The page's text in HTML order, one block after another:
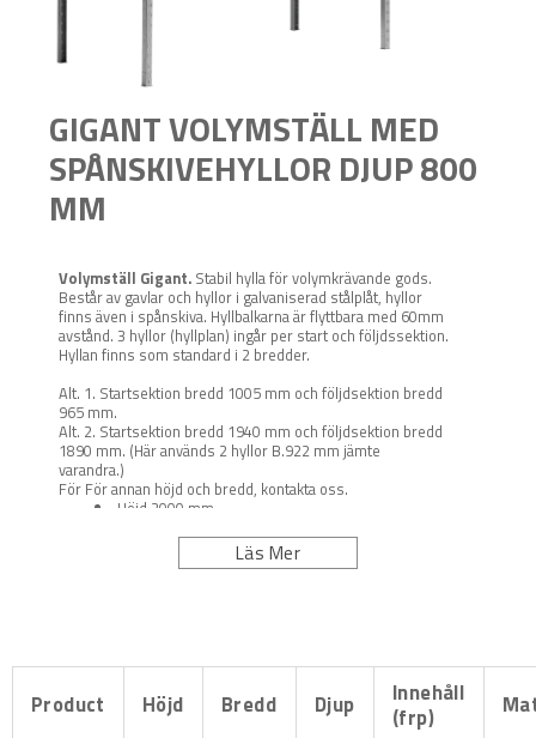
GIGANT VOLYMSTÄLL MED
SPÅNSKIVEHYLLOR DJUP 800
MM
Volymställ Gigant. Stabil hylla för volymkrävande gods.
Består av gavlar och hyllor i galvaniserad stålplåt, hyllor
finns även i spånskiva. Hyllbalkarna är flyttbara med 60mm
avstånd. 3 hyllor (hyllplan) ingår per start och följdssektion.
Hyllan finns som standard i 2 bredder.
Alt. 1. Startsektion bredd 1005 mm och följdsektion bredd
965 mm.
Alt. 2. Startsektion bredd 1940 mm och följdsektion bredd
1890 mm. (Här används 2 hyllor B.922 mm jämte
varandra.)
För För annan höjd och bredd, kontakta oss.
Höjd 2000 mm
Max belastning 400 kg per bärbalkssektion eller
1600 kg per sektion
Läs Mer
Product Höjd Bredd Djup
Innehåll
(frp)